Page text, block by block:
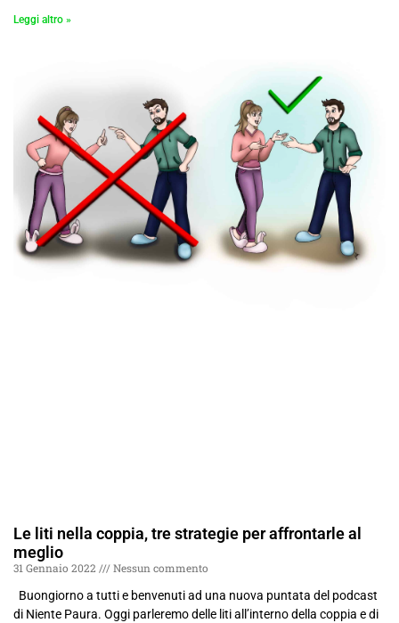
Leggi altro »
Le liti nella coppia, tre strategie per affrontarle al
meglio
31 Gennaio 2022
Nessun commento
Buongiorno a tutti e benvenuti ad una nuova puntata del podcast
di Niente Paura. Oggi parleremo delle liti all’interno della coppia e di